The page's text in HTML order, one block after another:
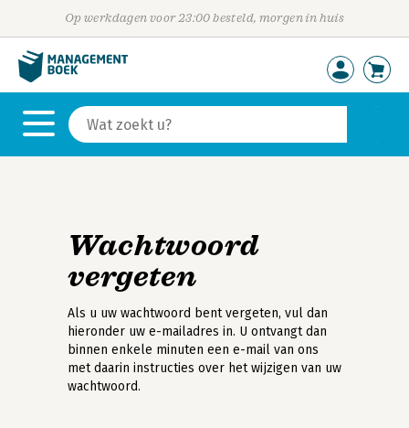
Op werkdagen voor 23:00 besteld, morgen in huis
Wachtwoord
vergeten
Als u uw wachtwoord bent vergeten, vul dan
hieronder uw e-mailadres in. U ontvangt dan
binnen enkele minuten een e-mail van ons
met daarin instructies over het wijzigen van uw
wachtwoord.